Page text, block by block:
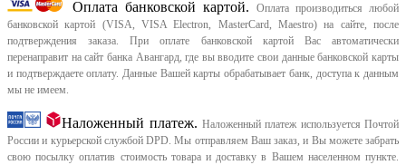
Оплата банковской картой.
Оплата производиться любой
банковской картой (VISA, VISA Electron, MasterCard, Maestro) на сайте, после
подтверждения заказа. При оплате банковской картой Вас автоматически
перенаправит на сайт банка Авангард, где вы вводите свои данные банковской карты
и подтверждаете оплату. Данные Вашей карты обрабатывает банк, доступа к данным
мы не имеем.
Наложенный платеж. Наложенный платеж используется Почтой
России и курьерской службой DPD. Мы отправляем Ваш заказ, и Вы можете забрать
свою посылку оплатив стоимость товара и доставку в Вашем населенном пункте.